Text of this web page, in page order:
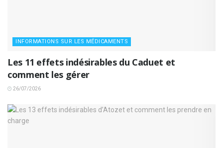
INFORMATIONS SUR LES MÉDICAMENTS
Les 11 effets indésirables du Caduet et
comment les gérer
26/07/2026